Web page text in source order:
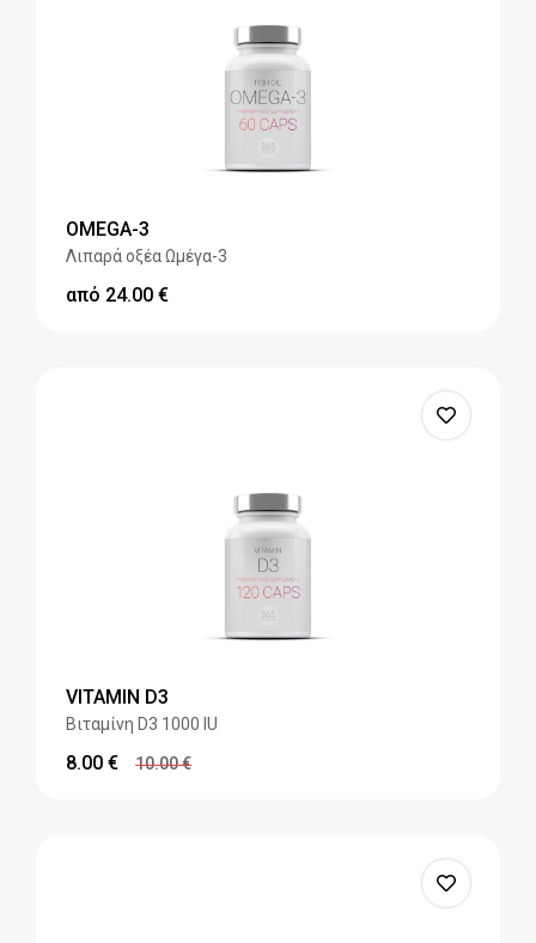
OMEGA-3
Λιπαρά οξέα Ωμέγα-3
από 24.00 €
VITAMIN D3
Βιταμίνη D3 1000 IU
8.00 € 10.00€